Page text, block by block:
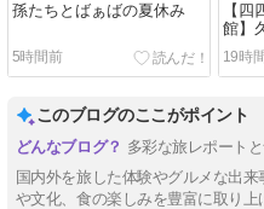
孫たちとばぁばの夏休み
5時間前
【四
館】
19時
このブログのここがポイント
多彩な旅レポート
国内外を旅した体験やグルメな出
や文化、食の楽しみを豊富に取り